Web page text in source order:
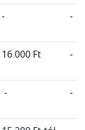
- -
16 000 Ft -
- -